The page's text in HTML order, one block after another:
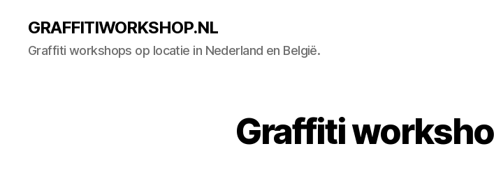
GRAFFITIWORKSHOP.NL
Graffiti workshops op locatie in Nederland en België.
Graffiti